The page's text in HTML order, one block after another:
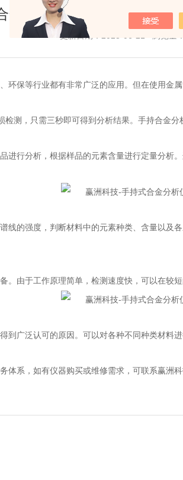
金分析仪在防腐金属管道
更新日期：2023-06-21 浏览量：
保等行业都有非常广泛的应用。但在使用金
，只需三秒即可得到分析结果。手持合金分
行分析，根据样品的元素含量进行定量分析
的强度，判断材料中的元素种类、含量以及
于工作原理简单，检测速度快，可以在较
广泛认可的原因。可以对各种不同种类材料
系，如有仪器购买或维修需求，可联系赢洲科